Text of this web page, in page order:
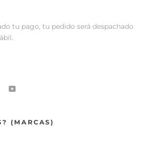
tu pago, tu pedido será despachado
(MARCAS)